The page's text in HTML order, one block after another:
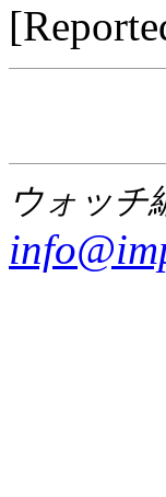
ウォッチ